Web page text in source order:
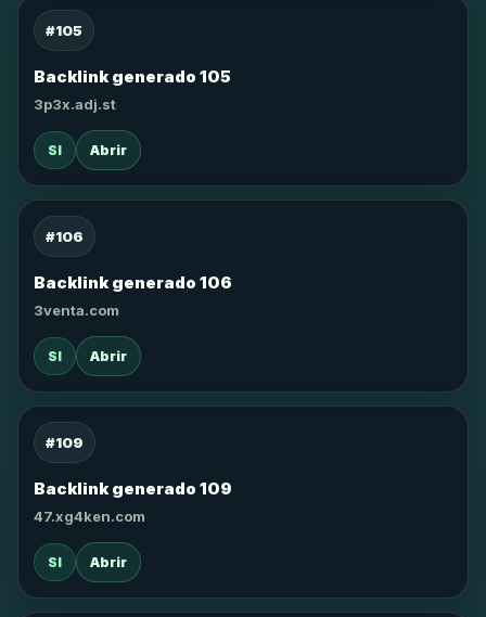
#105
Backlink generado 105
3p3x.adj.st
SI Abrir
#106
Backlink generado 106
3venta.com
SI Abrir
#109
Backlink generado 109
47.xg4ken.com
SI Abrir